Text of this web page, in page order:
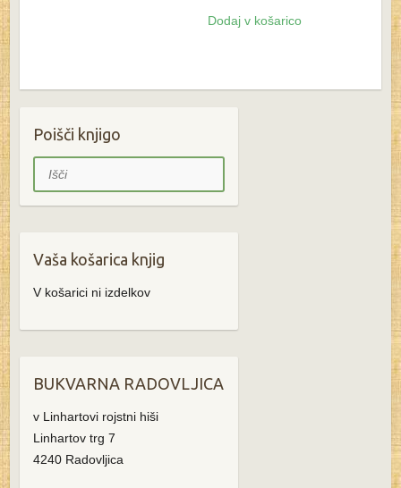
Dodaj v košarico
Poišči knjigo
Išči
Vaša košarica knjig
V košarici ni izdelkov
BUKVARNA RADOVLJICA
v Linhartovi rojstni hiši
Linhartov trg 7
4240 Radovljica